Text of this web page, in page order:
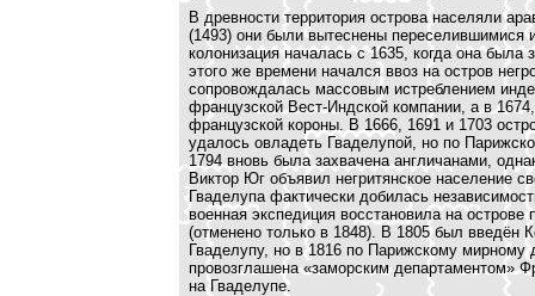
В древности территория острова населяли
(1493) они были вытеснены
колонизация началась с 1635, когда она
этого же времени начался ввоз на остров
сопровождалась массовым истреблением
французской Вест-Индской компании, а в
французской короны. В 1666, 1691 и 1703
удалось овладеть Гваделупой, но по
1794 вновь была захвачена англичанами,
Виктор Юг объявил негритянское население
Гваделупа фактически добилась
военная экспедиция восстановила на
(отменено только в 1848). В 1805 был введён
Гваделупу, но в 1816 по Парижскому
провозглашена «заморским департаментом»
на Гваделупе.